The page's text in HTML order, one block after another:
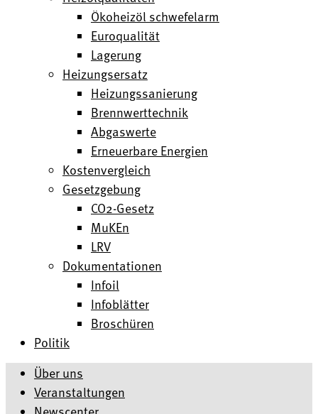
Ökoheizöl schwefelarm
Euroqualität
Lagerung
Heizungsersatz
Heizungssanierung
Brennwerttechnik
Abgaswerte
Erneuerbare Energien
Kostenvergleich
Gesetzgebung
CO2-Gesetz
MuKEn
LRV
Dokumentationen
Infoil
Infoblätter
Broschüren
Politik
Über uns
Veranstaltungen